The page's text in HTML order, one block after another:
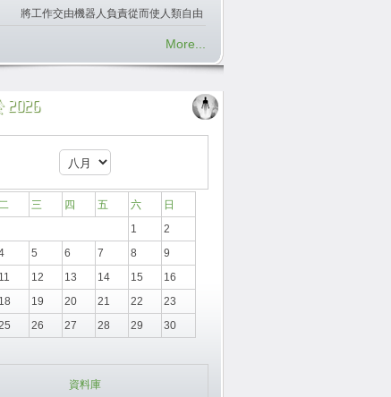
將工作交由機器人負責從而使人類自由
More...
2026
三 四 五 六
日
1
2
5 6 7 8
9
11 12 13 14 15
16
18 19 20 21 22
23
26 27 28 29
30
資料庫